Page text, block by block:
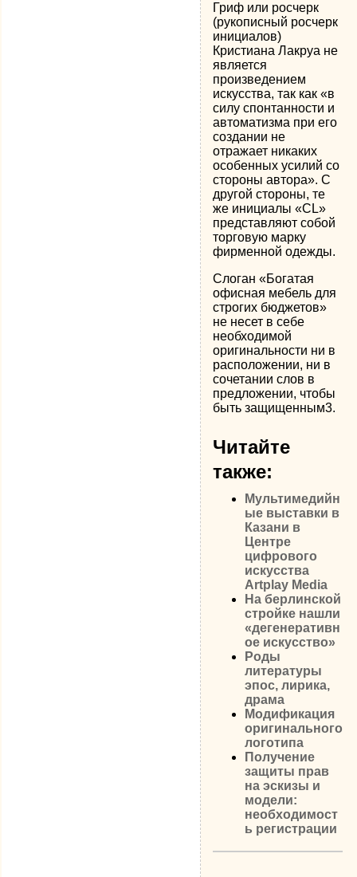
Гриф или росчерк
(рукописный росчерк
инициалов)
Кристиана Лакруа не
является
произведением
искусства, так как «в
силу спонтанности и
автоматизма при его
создании не
отражает никаких
особенных усилий со
стороны автора». С
другой стороны, те
же инициалы «CL»
представляют собой
торговую марку
фирменной одежды.
Слоган «Богатая
офисная мебель для
строгих бюджетов»
не несет в себе
необходимой
оригинальности ни в
расположении, ни в
сочетании слов в
предложении, чтобы
быть защищенным3.
Читайте
также:
Мультимедийн
ые выставки в
Казани в
Центре
цифрового
искусства
Artplay Media
На берлинской
стройке нашли
«дегенеративн
ое искусство»
Роды
литературы
эпос, лирика,
драма
Модификация
оригинального
логотипа
Получение
защиты прав
на эскизы и
модели:
необходимост
ь регистрации